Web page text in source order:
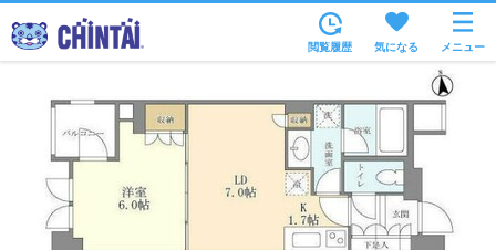
住所から
家賃相場から
通勤通学時間から
物件特集から
閲覧履歴 気になる メニュー